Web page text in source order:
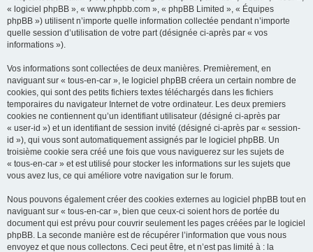
« logiciel phpBB », « www.phpbb.com », « phpBB Limited », « Équipes
phpBB ») utilisent n’importe quelle information collectée pendant n’importe
quelle session d’utilisation de votre part (désignée ci-après par « vos
informations »).
Vos informations sont collectées de deux manières. Premièrement, en
naviguant sur « tous-en-car », le logiciel phpBB créera un certain nombre de
cookies, qui sont des petits fichiers textes téléchargés dans les fichiers
temporaires du navigateur Internet de votre ordinateur. Les deux premiers
cookies ne contiennent qu’un identifiant utilisateur (désigné ci-après par
« user-id ») et un identifiant de session invité (désigné ci-après par « session-
id »), qui vous sont automatiquement assignés par le logiciel phpBB. Un
troisième cookie sera créé une fois que vous naviguerez sur les sujets de
« tous-en-car » et est utilisé pour stocker les informations sur les sujets que
vous avez lus, ce qui améliore votre navigation sur le forum.
Nous pouvons également créer des cookies externes au logiciel phpBB tout en
naviguant sur « tous-en-car », bien que ceux-ci soient hors de portée du
document qui est prévu pour couvrir seulement les pages créées par le logiciel
phpBB. La seconde manière est de récupérer l’information que vous nous
envoyez et que nous collectons. Ceci peut être, et n’est pas limité à : la